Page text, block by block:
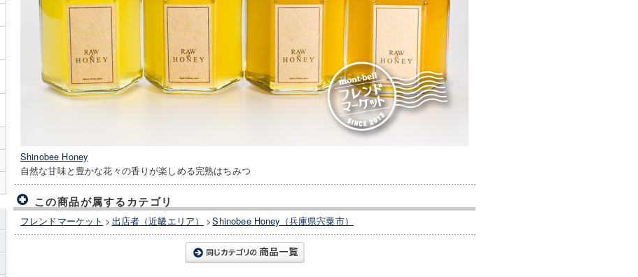
Shinobee Honey
自然な甘味と豊かな花々の香りが楽しめる完熟はちみつ
この商品が属するカテゴリ
フレンドマーケット > 出店者（近畿エリア） >Shinobee Honey（兵庫県宍粟市）